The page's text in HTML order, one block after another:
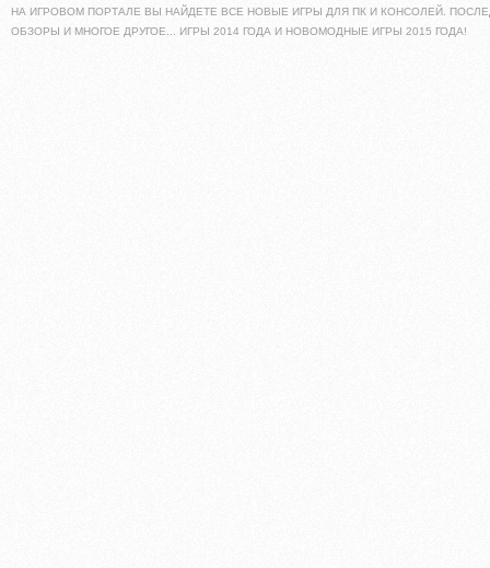
НА ИГРОВОМ ПОРТАЛЕ ВЫ НАЙДЕТЕ ВСЕ НОВЫЕ ИГРЫ ДЛЯ ПК И КОНСОЛЕЙ.
ОБЗОРЫ И МНОГОЕ ДРУГОЕ... ИГРЫ 2014 ГОДА И НОВОМОДНЫЕ ИГРЫ 2015 ГОДА!